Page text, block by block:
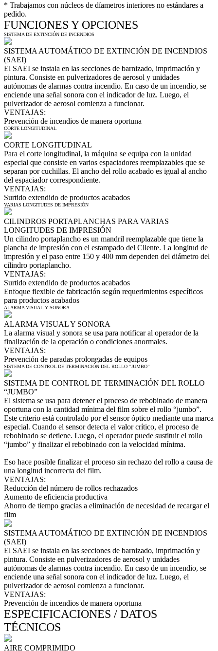
* Trabajamos con núcleos de díametros interiores no estándares a
pedido.
FUNCIONES Y OPCIONES
SISTEMA DE EXTINCIÓN DE INCENDIOS
SISTEMA AUTOMÁTICO DE EXTINCIÓN DE INCENDIOS
(SAEI)
El SAEI se instala en las secciones de barnizado, imprimación y
pintura. Consiste en pulverizadores de aerosol y unidades
autónomas de alarmas contra incendio. En caso de un incendio, se
enciende una señal sonora con el indicador de luz. Luego, el
pulverizador de aerosol comienza a funcionar.
VENTAJAS:
Prevención de incendios de manera oportuna
CORTE LONGITUDINAL
CORTE LONGITUDINAL
Para el corte longitudinal, la máquina se equipa con la unidad
especial que consiste en varios espaciadores reemplazables que se
separan por cuchillas. El ancho del rollo acabado es igual al ancho
del espaciador correspondiente.
VENTAJAS:
Surtido extendido de productos acabados
VARIAS LONGITUDES DE IMPRESIÓN
CILINDROS PORTAPLANCHAS PARA VARIAS
LONGITUDES DE IMPRESIÓN
Un cilindro portaplancho es un mandril reemplazable que tiene la
plancha de impresión con el estampado del Cliente. La longitud de
impresión y el paso entre 150 y 400 mm dependen del diámetro del
cilindro portaplancho.
VENTAJAS:
Surtido extendido de productos acabados
Enfoque flexible de fabricación según requerimientos específicos
para productos acabados
ALARMA VISUAL Y SONORA
ALARMA VISUAL Y SONORA
La alarma visual y sonora se usa para notificar al operador de la
finalización de la operación o condiciones anormales.
VENTAJAS:
Prevención de paradas prolongadas de equipos
SISTEMA DE CONTROL DE TERMINACIÓN DEL ROLLO “JUMBO”
SISTEMA DE CONTROL DE TERMINACIÓN DEL ROLLO
“JUMBO”
El sistema se usa para detener el proceso de rebobinado de manera
oportuna con la cantidad mínima del film sobre el rollo “jumbo”.
Este criterio está controlado por el sensor óptico mediante una marca
especial. Cuando el sensor detecta el valor crítico, el proceso de
rebobinado se detiene. Luego, el operador puede sustituir el rollo
“jumbo” y finalizar el rebobinado con la velocidad mínima.
Eso hace posible finalizar el proceso sin rechazo del rollo a causa de
una longitud incorrecta del film.
VENTAJAS:
Reducción del número de rollos rechazados
Aumento de eficiencia productiva
Ahorro de tiempo gracias a eliminación de necesidad de recargar el
film
SISTEMA AUTOMÁTICO DE EXTINCIÓN DE INCENDIOS
(SAEI)
El SAEI se instala en las secciones de barnizado, imprimación y
pintura. Consiste en pulverizadores de aerosol y unidades
autónomas de alarmas contra incendio. En caso de un incendio, se
enciende una señal sonora con el indicador de luz. Luego, el
pulverizador de aerosol comienza a funcionar.
VENTAJAS:
Prevención de incendios de manera oportuna
ESPECIFICACIONES / DATOS
TÉCNICOS
AIRE COMPRIMIDO